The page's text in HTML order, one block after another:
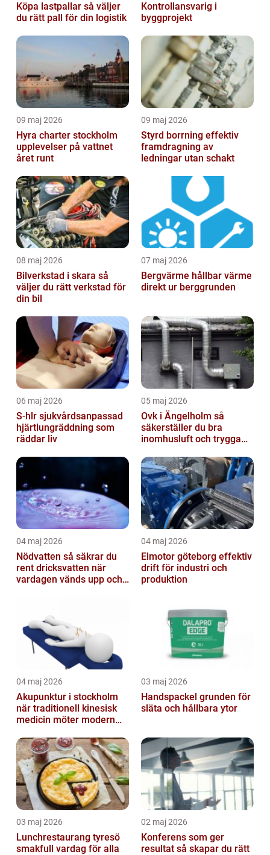
Köpa lastpallar så väljer
du rätt pall för din logistik
Kontrollansvarig i
byggprojekt
09 maj 2026
Hyra charter stockholm
upplevelser på vattnet
året runt
09 maj 2026
Styrd borrning effektiv
framdragning av
ledningar utan schakt
08 maj 2026
Bilverkstad i skara så
väljer du rätt verkstad för
din bil
07 maj 2026
Bergvärme hållbar värme
direkt ur berggrunden
06 maj 2026
S-hlr sjukvårdsanpassad
hjärtlungräddning som
räddar liv
05 maj 2026
Ovk i Ängelholm så
säkerställer du bra
inomhusluft och trygga
04 maj 2026
Nödvatten så säkrar du
rent dricksvatten när
vardagen vänds upp och
04 maj 2026
Elmotor göteborg effektiv
drift för industri och
produktion
04 maj 2026
Akupunktur i stockholm
när traditionell kinesisk
medicin möter modern
03 maj 2026
Handspackel grunden för
släta och hållbara ytor
03 maj 2026
Lunchrestaurang tyresö
smakfull vardag för alla
02 maj 2026
Konferens som ger
resultat så skapar du rätt